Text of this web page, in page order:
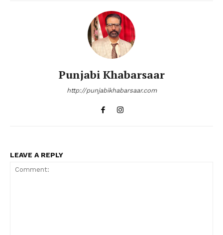
Punjabi Khabarsaar
http://punjabikhabarsaar.com
LEAVE A REPLY